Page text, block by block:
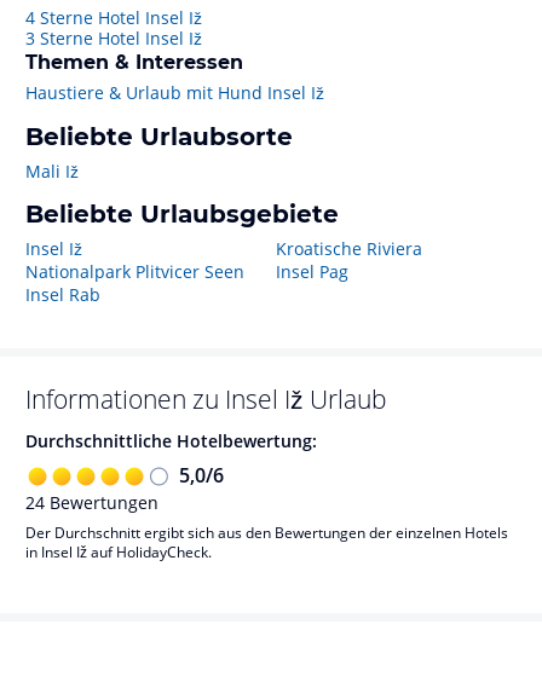
4 Sterne Hotel Insel Iž
3 Sterne Hotel Insel Iž
Themen & Interessen
Haustiere & Urlaub mit Hund Insel Iž
Beliebte Urlaubsorte
Mali Iž
Beliebte Urlaubsgebiete
Insel Iž
Nationalpark Plitvicer Seen
Insel Rab
Kroatische Riviera
Insel Pag
Informationen zu Insel Iž Urlaub
Durchschnittliche Hotelbewertung:
5,0/6
24 Bewertungen
Der Durchschnitt ergibt sich aus den Bewertungen der einzelnen Hotels
in Insel Iž auf HolidayCheck.